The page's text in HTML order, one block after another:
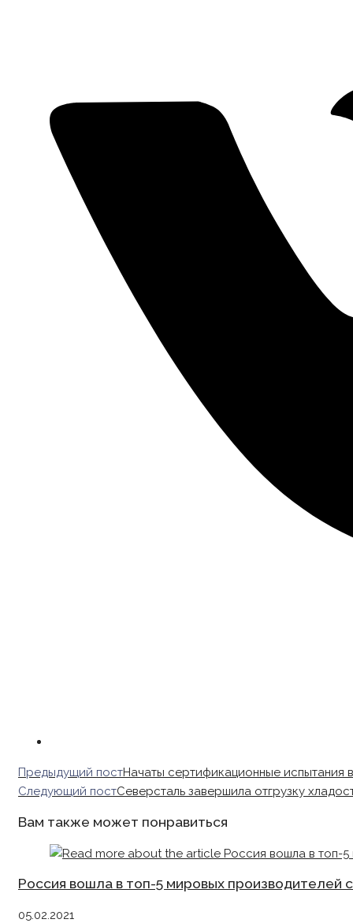
Read
more
Предыдущий постНачаты сертификационные
Следующий постСеверсталь завершила отгрузку
Вам также может понравиться
Россия вошла в топ-5 мировых производителей
05.02.2021